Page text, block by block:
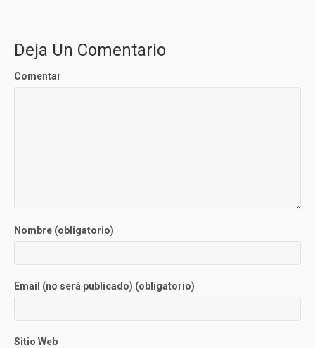
Deja Un Comentario
Comentar
Nombre (obligatorio)
Email (no será publicado) (obligatorio)
Sitio Web